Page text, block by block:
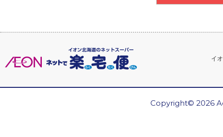
イ
Copyright© 2026